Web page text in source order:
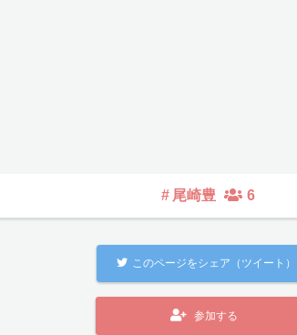
# 尾崎豊 6
このページをシェア（ツイート）
参加する